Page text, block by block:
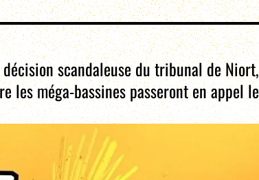
scandaleuse du tribunal de
les méga-bassines passeront en appel